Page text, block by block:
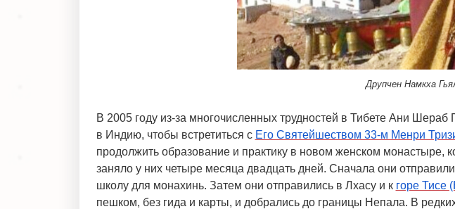
Друпчен Намкха
В 2005 году из-за многочисленных трудностей в Тибете Ани
в Индию, чтобы встретиться с Его Святейшеством 33-м Менри
продолжить образование и практику в новом женском
заняло у них четыре месяца двадцать дней. Сначала они
школу для монахинь. Затем они отправились в Лхасу и к горе Тисе
пешком, без гида и карты, и добрались до границы Непала. В